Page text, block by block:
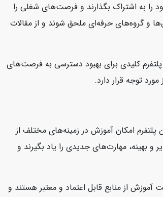
را به اشتراک بگذارند و فرصت‌های شغلی را
و گروه‌های حرفه‌ای ملحق شوند و از مقالات
پلتفرم کلیدی برای بهبود دسترسی به فرصت‌های
توجه قرار دارد.
امکان آموزش در زمینه‌های مختلف از
و بهینه، مهارت‌های جدیدی را یاد بگیرند و
از منابع قابل اعتماد و معتبر هستند و